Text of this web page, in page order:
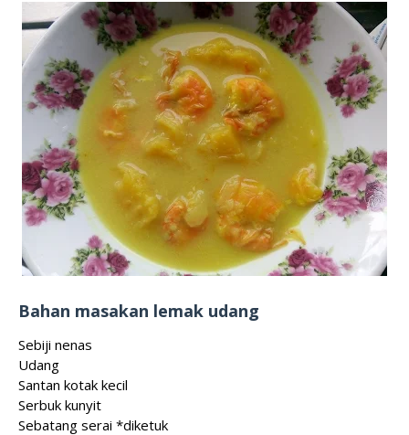
Bahan masakan lemak udang
Sebiji nenas
Udang
Santan kotak kecil
Serbuk kunyit
Sebatang serai *diketuk